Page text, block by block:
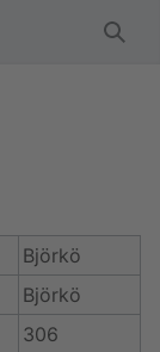
Björkö
Björkö
306